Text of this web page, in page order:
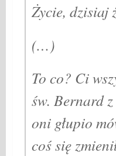
Życie, dzisiaj
(…)
To co? Ci
św. Bernard
oni głupio
coś się